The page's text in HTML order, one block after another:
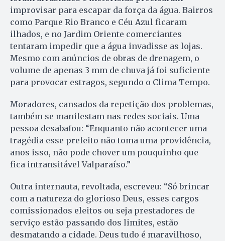
improvisar para escapar da força da água. Bairros
como Parque Rio Branco e Céu Azul ficaram
ilhados, e no Jardim Oriente comerciantes
tentaram impedir que a água invadisse as lojas.
Mesmo com anúncios de obras de drenagem, o
volume de apenas 3 mm de chuva já foi suficiente
para provocar estragos, segundo o Clima Tempo.
Moradores, cansados da repetição dos problemas,
também se manifestam nas redes sociais. Uma
pessoa desabafou: “Enquanto não acontecer uma
tragédia esse prefeito não toma uma providência,
anos isso, não pode chover um pouquinho que
fica intransitável Valparaíso.”
Outra internauta, revoltada, escreveu: “Só brincar
com a natureza do glorioso Deus, esses cargos
comissionados eleitos ou seja prestadores de
serviço estão passando dos limites, estão
desmatando a cidade. Deus tudo é maravilhoso,